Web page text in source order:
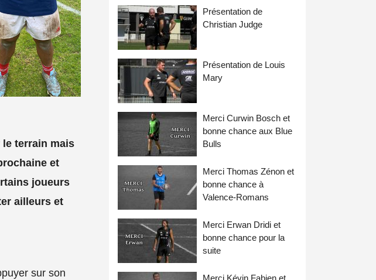
terrain mais
et
joueurs
ailleurs et
sur son
Présentation de
Christian Judge
Présentation de Louis
Mary
Merci Curwin Bosch et
bonne chance aux Blue
Bulls
Merci Thomas Zénon et
bonne chance à
Valence-Romans
Merci Erwan Dridi et
bonne chance pour la
suite
Merci Kévin Fabien et